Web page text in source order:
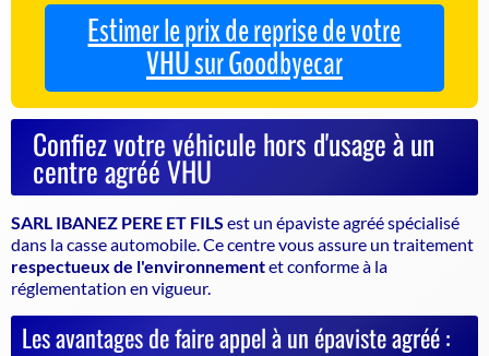
Estimer le prix de reprise de votre
VHU sur Goodbyecar
Confiez votre véhicule hors d'usage à un
centre agréé VHU
SARL IBANEZ PERE ET FILS est un épaviste agrééspécialisé
dans la casse automobile. Ce centre vous assure un traitement
respectueux de l'environnementet conforme à la
réglementation en vigueur.
Les avantages de faire appel à un épaviste agréé :